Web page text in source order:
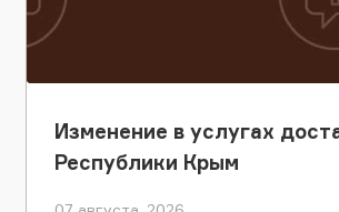
Изменение в услугах
Республики Крым